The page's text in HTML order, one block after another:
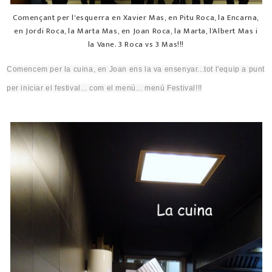
Començant per l'esquerra en Xavier Mas, en Pitu Roca, la Encarna,
en Jordi Roca, la Marta Mas, en Joan Roca, la Marta, l'Albert Mas i
la Vane. 3 Roca vs 3 Mas!!!
Comencem per la cuina, en Joan ens la va ensenyar...tot l'equip a punt
per iniciar el festival... com el menú... menú Festival!!!